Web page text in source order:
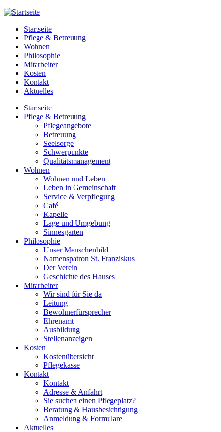
Zur Navigation
Startseite
Pflege & Betreuung
Wohnen
Philosophie
Mitarbeiter
Kosten
Kontakt
Aktuelles
Startseite
Pflege & Betreuung
Pflegeangebote
Betreuung
Seelsorge
Schwerpunkte
Qualitätsmanagement
Wohnen
Wohnen und Leben
Leben in Gemeinschaft
Service & Verpflegung
Café
Kapelle
Lage und Umgebung
Sinnesgarten
Philosophie
Unser Menschenbild
Namenspatron St. Franziskus
Der Verein
Geschichte des Hauses
Mitarbeiter
Wir sind für Sie da
Leitung
Bewohnerfürsprecher
Ehrenamt
Ausbildung
Stellenanzeigen
Kosten
Kostenübersicht
Pflegekasse
Kontakt
Kontakt
Adresse & Anfahrt
Sie suchen einen Pflegeplatz?
Beratung & Hausbesichtigung
Anmeldung & Formulare
Aktuelles